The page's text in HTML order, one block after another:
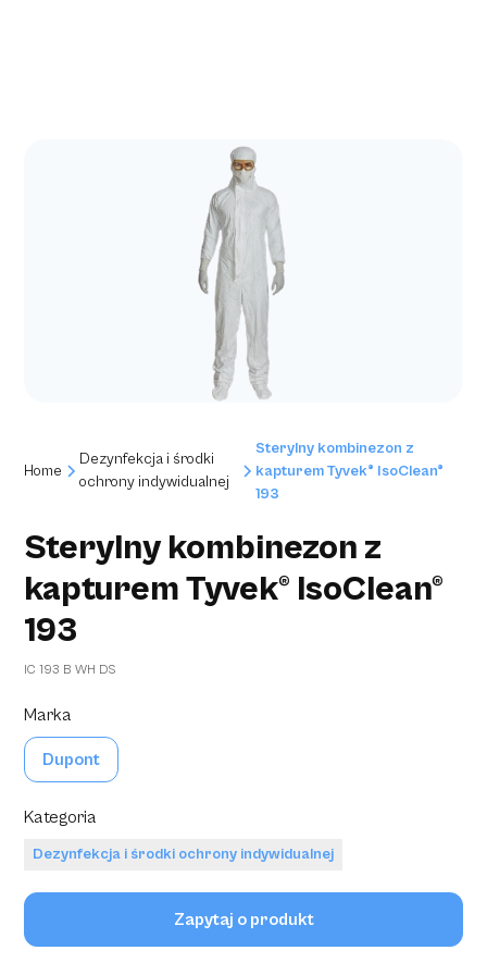
Home
Dezynfekcja i środki
ochrony indywidualnej
Sterylny kombinezon z
kapturem Tyvek® IsoClean®
193
Sterylny kombinezon z
kapturem Tyvek® IsoClean®
193
IC 193 B WH DS
Marka
Dupont
Kategoria
Dezynfekcja i środki ochrony indywidualnej
Zapytaj o produkt